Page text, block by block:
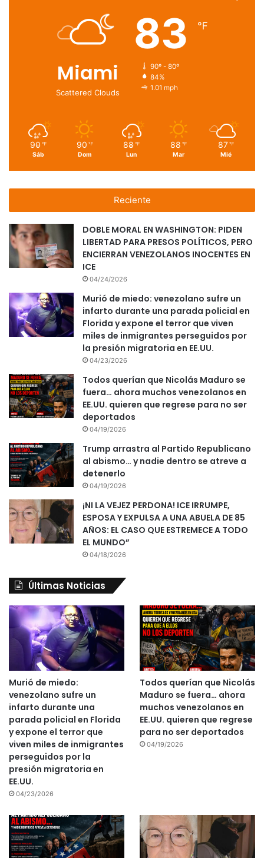
Miami
Scattered Clouds
83 ℉
90º - 80º
84%
1.01 mph
90 ℉
Sáb
90 ℉
Dom
88 ℉
Lun
88 ℉
Mar
87 ℉
Mié
Reciente
DOBLE MORAL EN WASHINGTON: PIDEN
LIBERTAD PARA PRESOS POLÍTICOS, PERO
ENCIERRAN VENEZOLANOS INOCENTES EN
ICE
04/24/2026
Murió de miedo: venezolano sufre un
infarto durante una parada policial en
Florida y expone el terror que viven
miles de inmigrantes perseguidos por
la presión migratoria en EE.UU.
04/23/2026
Todos querían que Nicolás Maduro se
fuera… ahora muchos venezolanos en
EE.UU. quieren que regrese para no ser
deportados
04/19/2026
Trump arrastra al Partido Republicano
al abismo… y nadie dentro se atreve a
detenerlo
04/19/2026
¡NI LA VEJEZ PERDONA! ICE IRRUMPE,
ESPOSA Y EXPULSA A UNA ABUELA DE 85
AÑOS: EL CASO QUE ESTREMECE A TODO
EL MUNDO”
04/18/2026
Últimas Noticias
Murió de miedo:
venezolano sufre un
infarto durante una
parada policial en Florida
y expone el terror que
viven miles de inmigrantes
perseguidos por la
presión migratoria en
EE.UU.
04/23/2026
Todos querían que Nicolás
Maduro se fuera… ahora
muchos venezolanos en
EE.UU. quieren que regrese
para no ser deportados
04/19/2026